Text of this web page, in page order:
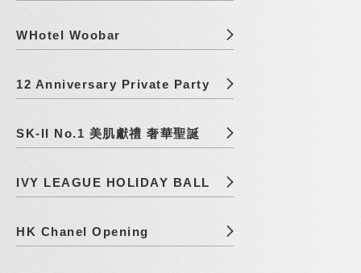
WHotel Woobar
12 Anniversary Private Party
SK-II No.1 美肌獻禮 奢華聖誕
IVY LEAGUE HOLIDAY BALL
HK Chanel Opening